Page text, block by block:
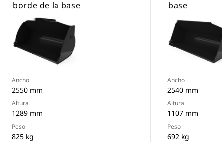
borde de la base
Ancho
2550 mm
Altura
1289 mm
Peso
825 kg
base
Ancho
2540 mm
Altura
1107 mm
Peso
692 kg